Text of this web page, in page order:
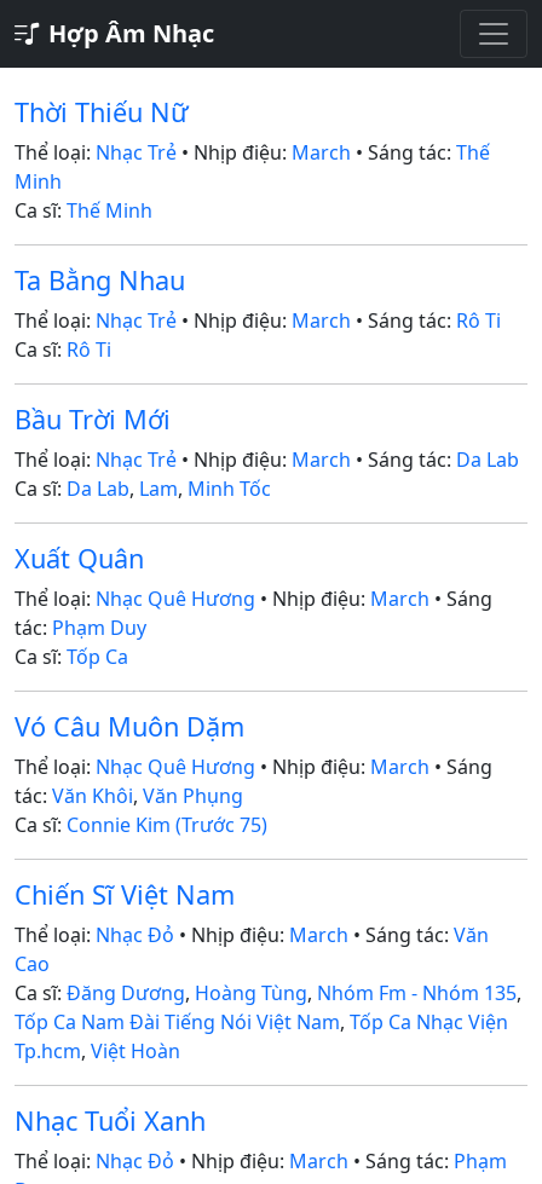
Hợp Âm Nhạc
Thời Thiếu Nữ
Thể loại: Nhạc Trẻ • Nhịp điệu: March • Sáng tác: Thế
Minh
Ca sĩ: Thế Minh
Ta Bằng Nhau
Thể loại: Nhạc Trẻ • Nhịp điệu: March • Sáng tác: Rô Ti
Ca sĩ: Rô Ti
Bầu Trời Mới
Thể loại: Nhạc Trẻ • Nhịp điệu: March • Sáng tác: Da Lab
Ca sĩ: Da Lab, Lam, Minh Tốc
Xuất Quân
Thể loại: Nhạc Quê Hương • Nhịp điệu: March • Sáng
tác: Phạm Duy
Ca sĩ: Tốp Ca
Vó Câu Muôn Dặm
Thể loại: Nhạc Quê Hương • Nhịp điệu: March • Sáng
tác: Văn Khôi, Văn Phụng
Ca sĩ: Connie Kim (Trước 75)
Chiến Sĩ Việt Nam
Thể loại: Nhạc Đỏ • Nhịp điệu: March • Sáng tác: Văn
Cao
Ca sĩ: Đăng Dương, Hoàng Tùng, Nhóm Fm - Nhóm 135,
Tốp Ca Nam Đài Tiếng Nói Việt Nam, Tốp Ca Nhạc Viện
Tp.hcm, Việt Hoàn
Nhạc Tuổi Xanh
Thể loại: Nhạc Đỏ • Nhịp điệu: March • Sáng tác: Phạm